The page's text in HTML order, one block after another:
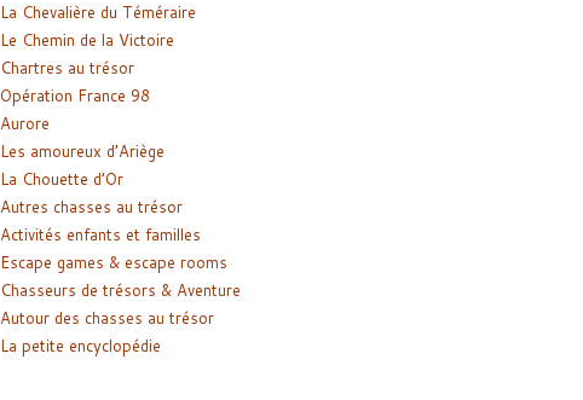
La Chevalière du Téméraire
Le Chemin de la Victoire
Chartres au trésor
Opération France 98
Aurore
Les amoureux d’Ariège
La Chouette d’Or
Autres chasses au trésor
Activités enfants et familles
Escape games & escape rooms
Chasseurs de trésors & Aventure
Autour des chasses au trésor
La petite encyclopédie